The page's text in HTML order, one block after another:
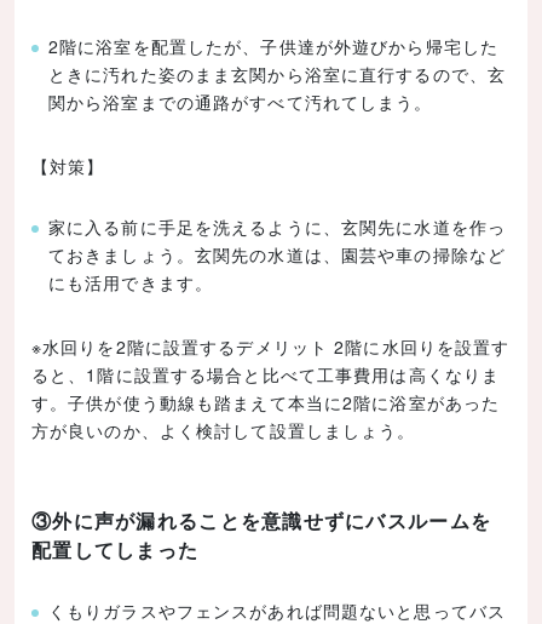
2階に浴室を配置したが、子供達が外遊びから帰宅した
ときに汚れた姿のまま玄関から浴室に直行するので、玄
関から浴室までの通路がすべて汚れてしまう。
【対策】
家に入る前に手足を洗えるように、玄関先に水道を作っ
ておきましょう。玄関先の水道は、園芸や車の掃除など
にも活用できます。
※水回りを2階に設置するデメリット 2階に水回りを設置す
ると、1階に設置する場合と比べて工事費用は高くなりま
す。子供が使う動線も踏まえて本当に2階に浴室があった
方が良いのか、よく検討して設置しましょう。
③外に声が漏れることを意識せずにバスルームを
配置してしまった
くもりガラスやフェンスがあれば問題ないと思ってバス